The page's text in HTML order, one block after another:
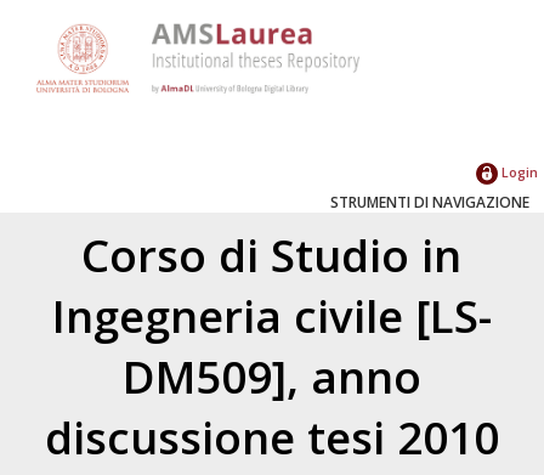
Login
STRUMENTI DI NAVIGAZIONE
Corso di Studio in
Ingegneria civile [LS-
DM509], anno
discussione tesi 2010